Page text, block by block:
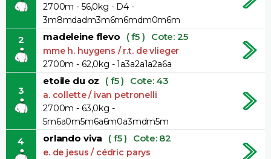
2700m - 56,0kg - D4 -
3m8mdadm3m6m6mdm0m6m
2 madeleine flevo ( f5 ) Cote: 25
mme h. huygens / r.t. de vlieger
2700m - 62,0kg - 1a3a2a1a2a6a
3
etoile du oz ( f5 ) Cote: 43
a. collette / ivan petronelli
2700m - 63,0kg -
5m6a0m5m6a6m0a3mdm5m
4 orlando viva ( f5 ) Cote: 82
e. de jesus / cédric parys